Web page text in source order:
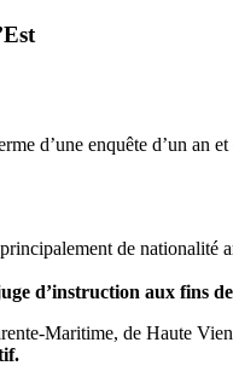
d’une enquête d’un an
principalement de nationalité
d’instruction aux fins
Maritime, de Haute